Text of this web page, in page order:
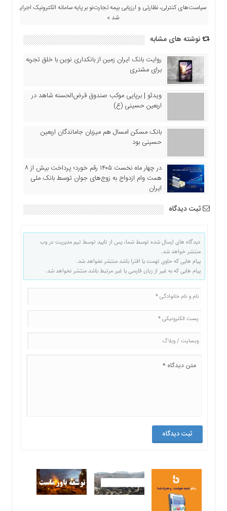
سیاست‌های کنترلی، نظارتی و ارزیابی بیمه تجارت‌نو بر پایه سامانه الکترونیک اجرایی
شد »
نوشته های مشابه
روایت بانک ایران زمین از بانکداری نوین با خلق تجربه
برای مشتری
ویدئو | برپایی موکب صندوق قرض‌الحسنه شاهد در
اربعین حسینی (ع)
بانک مسکن امسال هم میزبان جاماندگان اربعین
حسینی بود
در چهار ماه نخست ۱۴۰۵ رقم خورد؛ پرداخت بیش از ۸
همت وام ازدواج به زوج‌های جوان توسط بانک ملی
ایران
ثبت دیدگاه
دیدگاه های ارسال شده توسط شما، پس از تایید توسط تیم مدیریت در وب
منتشر خواهد شد.
پیام هایی که حاوی تهمت یا افترا باشد منتشر نخواهد شد.
پیام هایی که به غیر از زبان فارسی یا غیر مرتبط باشد منتشر نخواهد شد.